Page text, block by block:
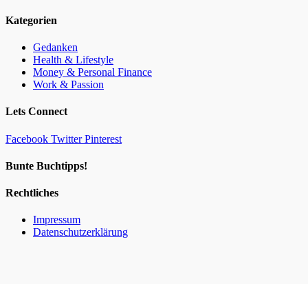
Kategorien
Gedanken
Health & Lifestyle
Money & Personal Finance
Work & Passion
Lets Connect
Facebook Twitter Pinterest
Bunte Buchtipps!
Rechtliches
Impressum
Datenschutzerklärung